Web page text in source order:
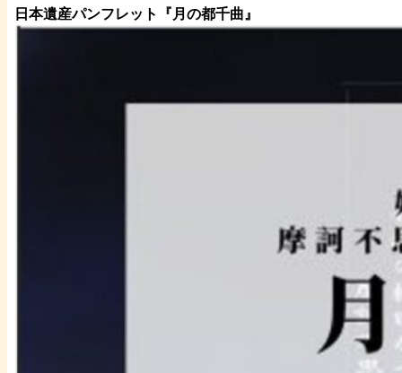
日本遺産パンフレット
『月の都千曲 』